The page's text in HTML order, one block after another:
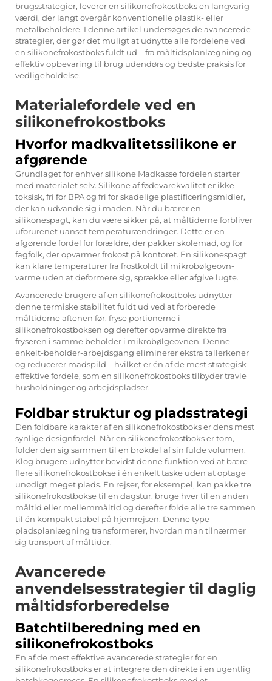
brugsstrategier, leverer en silikonefrokostboks en langvarig
værdi, der langt overgår konventionelle plastik- eller
metalbeholdere. I denne artikel undersøges de avancerede
strategier, der gør det muligt at udnytte alle fordelene ved
en silikonefrokostboks fuldt ud – fra måltidsplanlægning og
effektiv opbevaring til brug udendørs og bedste praksis for
vedligeholdelse.
Materialefordele ved en
silikonefrokostboks
Hvorfor madkvalitetssilikone er
afgørende
Grundlaget for enhversilikone Madkassefordelen starter
med materialet selv. Silikone af fødevarekvalitet er ikke-
toksisk, fri for BPA og fri for skadelige plastificeringsmidler,
der kan udvande sig i maden. Når du bærer en
silikonespagt, kan du være sikker på, at måltiderne forbliver
uforurenet uanset temperaturændringer. Dette er en
afgørende fordel for forældre, der pakker skolemad, og for
fagfolk, der opvarmer frokost på kontoret. En silikonespagt
kan klare temperaturer fra frostkoldt til mikrobølgeovn-
varme uden at deformere sig, sprække eller afgive lugte.
Avancerede brugere af en silikonefrokostboks udnytter
denne termiske stabilitet fuldt ud ved at forberede
måltiderne aftenen før, fryse portionerne i
silikonefrokostboksen og derefter opvarme direkte fra
fryseren i samme beholder i mikrobølgeovnen. Denne
enkelt-beholder-arbejdsgang eliminerer ekstra tallerkener
og reducerer madspild – hvilket er én af de mest strategisk
effektive fordele, som en silikonefrokostboks tilbyder travle
husholdninger og arbejdspladser.
Foldbar struktur og pladsstrategi
Den foldbare karakter af en silikonefrokostboks er dens mest
synlige designfordel. Når en silikonefrokostboks er tom,
folder den sig sammen til en brøkdel af sin fulde volumen.
Klog brugere udnytter bevidst denne funktion ved at bære
flere silikonefrokostbokse i én enkelt taske uden at optage
unødigt meget plads. En rejser, for eksempel, kan pakke tre
silikonefrokostbokse til en dagstur, bruge hver til en anden
måltid eller mellemmåltid og derefter folde alle tre sammen
til én kompakt stabel på hjemrejsen. Denne type
pladsplanlægning transformerer, hvordan man tilnærmer
sig transport af måltider.
Avancerede
anvendelsesstrategier til daglig
måltidsforberedelse
Batchtilberedning med en
silikonefrokostboks
En af de mest effektive avancerede strategier for en
silikonefrokostboks er at integrere den direkte i en ugentlig